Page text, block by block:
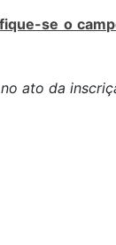
se o
ato da